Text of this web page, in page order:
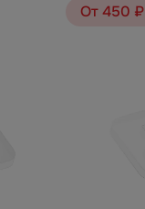
От 450 ₽